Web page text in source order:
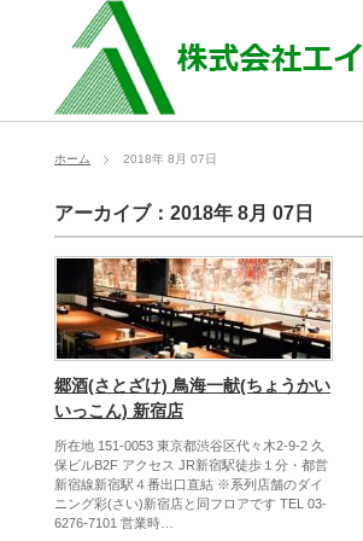
ホーム 2018年 8月 07日
アーカイブ：2018年 8月 07日
郷酒(さとざけ) 鳥海一献(ちょうかい
いっこん) 新宿店
所在地 151-0053 東京都渋谷区代々木2-9-2 久
保ビルB2F アクセス JR新宿駅徒歩１分・都営
新宿線新宿駅４番出口直結 ※系列店舗のダイ
ニング彩(さい)新宿店と同フロアです TEL 03-
6276-7101 営業時…